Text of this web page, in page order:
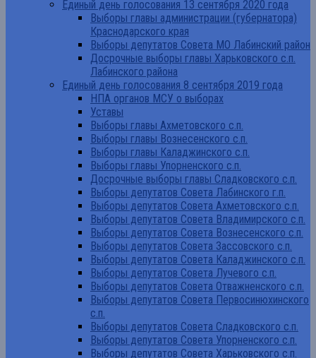
Единый день голосования 13 сентября 2020 года
Выборы главы администрации (губернатора)
Краснодарского края
Выборы депутатов Совета МО Лабинский район
Досрочные выборы главы Харьковского с.п.
Лабинского района
Единый день голосования 8 сентября 2019 года
НПА органов МСУ о выборах
Уставы
Выборы главы Ахметовского с.п.
Выборы главы Вознесенского с.п.
Выборы главы Каладжинского с.п.
Выборы главы Упорненского с.п.
Досрочные выборы главы Сладковского с.п.
Выборы депутатов Совета Лабинского г.п.
Выборы депутатов Совета Ахметовского с.п.
Выборы депутатов Совета Владимирского с.п.
Выборы депутатов Совета Вознесенского с.п.
Выборы депутатов Совета Зассовского с.п.
Выборы депутатов Совета Каладжинского с.п.
Выборы депутатов Совета Лучевого с.п.
Выборы депутатов Совета Отважненского с.п.
Выборы депутатов Совета Первосинюхинского
с.п.
Выборы депутатов Совета Сладковского с.п.
Выборы депутатов Совета Упорненского с.п.
Выборы депутатов Совета Харьковского с.п.